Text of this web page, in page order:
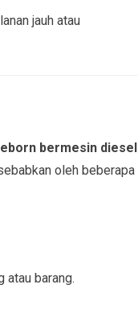
jauh atau
bermesin diesel
oleh beberapa
atau barang.